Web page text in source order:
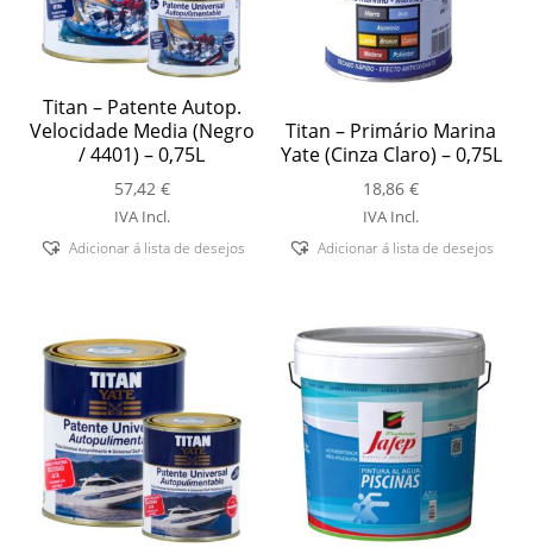
Titan – Patente Autop.
Velocidade Media (Negro
/ 4401) – 0,75L
57,42 €
IVA Incl.
Adicionar á lista de desejos
Titan – Primário Marina
Yate (Cinza Claro) – 0,75L
18,86€
IVA Incl.
Adicionar á lista de desejos